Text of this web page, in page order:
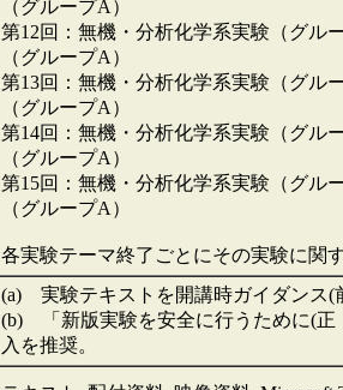
（グループA）
第12回：無機・分析化学系実験（グル
（グループA）
第13回：無機・分析化学系実験（グル
（グループA）
第14回：無機・分析化学系実験（グル
（グループA）
第15回：無機・分析化学系実験（グル
（グループA）
各実験テーマ終了ごとにその実験に関
(a) 実験テキストを開講時ガイダンス(
(b) 「新版実験を安全に行うために(正
入を推奨。